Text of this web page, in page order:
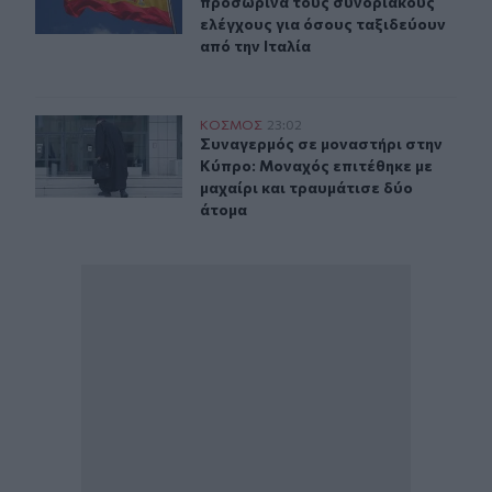
ελέγχους για όσους ταξιδεύουν
από την Ιταλία
Συναγερμός σε μοναστήρι στην Κύπρο: Μοναχός
ΚΟΣΜΟΣ 23:02
Συναγερμός σε μοναστήρι στην
Συναγερμός σε μοναστήρι στην
Κύπρο: Μοναχός επιτέθηκε με
μαχαίρι και τραυμάτισε δύο
άτομα